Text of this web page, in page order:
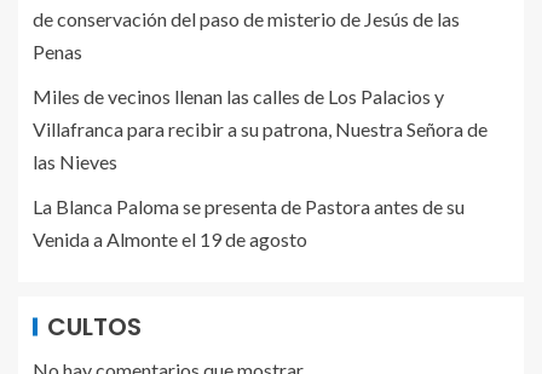
de conservación del paso de misterio de Jesús de las
Penas
Miles de vecinos llenan las calles de Los Palacios y
Villafranca para recibir a su patrona, Nuestra Señora de
las Nieves
La Blanca Paloma se presenta de Pastora antes de su
Venida a Almonte el 19 de agosto
CULTOS